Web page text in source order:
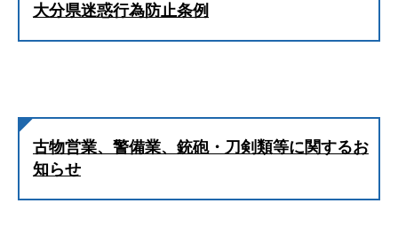
大分県迷惑行為防止条例
古物営業、警備業、銃砲・刀剣類等に関するお
知らせ